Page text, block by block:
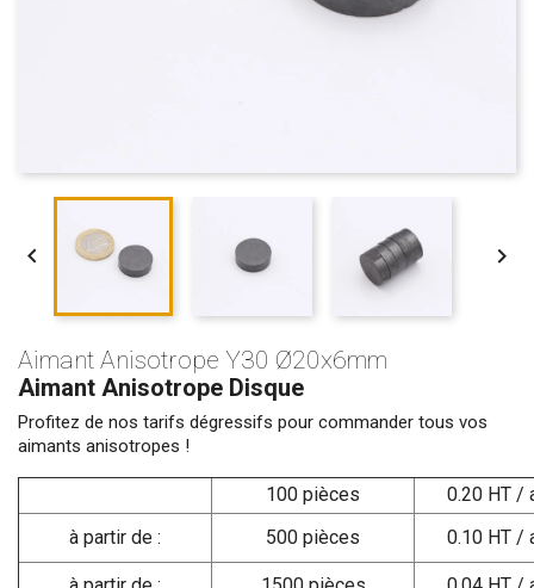
 
Aimant Anisotrope Y30 Ø20x6mm
Aimant Anisotrope Disque
Profitez de nos tarifs dégressifs pour commander tous vos
aimants anisotropes !
100 pièces
0.20 HT /
à partir de :
500 pièces 0.10 HT /